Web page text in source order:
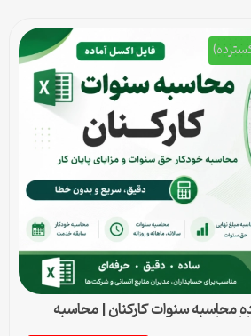
محاسبه سنوات کارکنان | محاسبه
کار